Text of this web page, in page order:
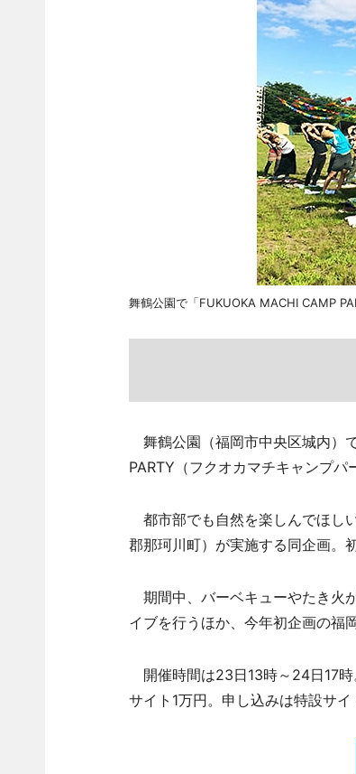
舞鶴公園で「FUKUOKA MACHI CAMP
舞鶴公園（福岡市中央区城内）
PARTY（フクオカマチキャンプパ
都市部でも自然を楽しんでほし
郡那珂川町）が実施する同企画。
期間中、バーベキューやたき火
イブを行うほか、今年初企画の福
開催時間は23日13時～24日17時
サイト1万円。申し込みは特設サイ